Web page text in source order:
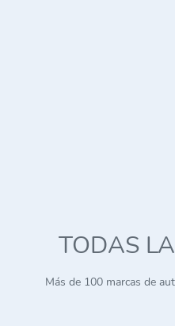
TODAS
Más de 100 marcas de